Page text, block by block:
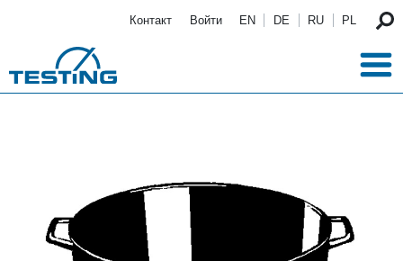
Контакт Войти EN DE RU PL